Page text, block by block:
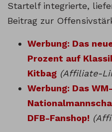
Startelf integrierte,
Beitrag zur
Werbung: Das
Prozent auf
Kitbag (Affiliate-
Werbung: Das
DFB-Fanshop!